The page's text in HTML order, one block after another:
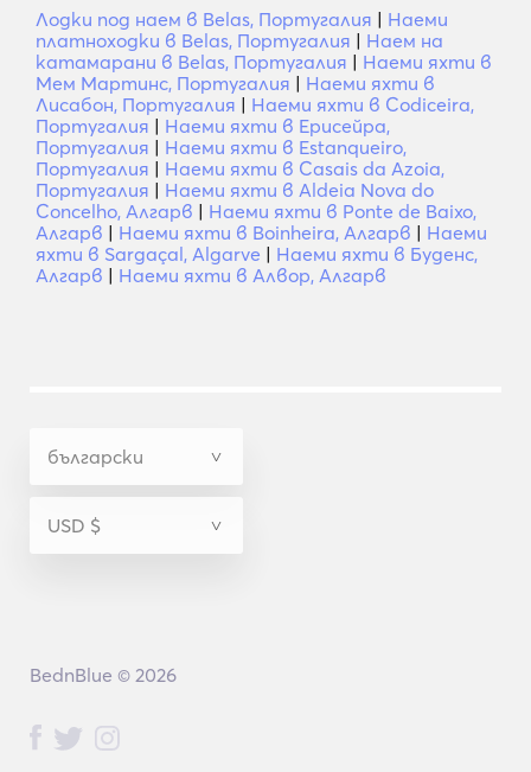
Лодки под наем в Belas, Португалия | Наеми
платноходки в Belas, Португалия | Наем на
катамарани в Belas, Португалия | Наеми яхти в
Мем Мартинс, Португалия | Наеми яхти в
Лисабон, Португалия | Наеми яхти в Codiceira,
Португалия | Наеми яхти в Ерисейра,
Португалия | Наеми яхти в Estanqueiro,
Португалия | Наеми яхти в Casais da Azoia,
Португалия | Наеми яхти в Aldeia Nova do
Concelho, Алгарв | Наеми яхти в Ponte de Baixo,
Алгарв | Наеми яхти в Boinheira, Алгарв | Наеми
яхти в Sargaçal, Algarve | Наеми яхти в Буденс,
Алгарв | Наеми яхти в Алвор, Алгарв
BednBlue © 2026